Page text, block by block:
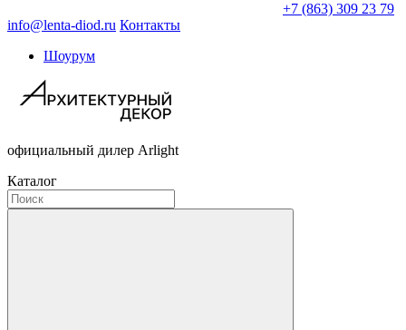
+7 (863) 309 23 79
info@lenta-diod.ru Контакты
Шоурум
официальный дилер Arlight
Каталог